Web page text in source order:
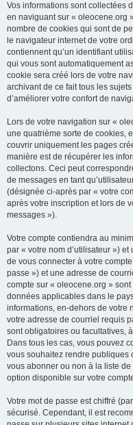
Vos informations sont collectées
en naviguant sur « oleocene.org
nombre de cookies qui sont de
le navigateur internet de votre
contiennent qu’un identifiant
qui vous sont automatiquement
cookie sera créé lors de votre
archivant de ce fait tous les
d’améliorer votre confort de
Lors de votre navigation sur «
une quatrième sorte de cookies,
couvrir uniquement les pages
manière est de récupérer les
collectons. Ceci peut
de messages en tant
(désignée ci-après par « votre
après votre inscription et lors de
messages »).
Votre compte contiendra au
par « votre nom d’utilisateur »)
de vous connecter à votre
passe ») et une adresse de
compte sur « oleocene.org »
données applicables dans le
informations, en-dehors de votre
votre adresse de courriel requis
sont obligatoires ou facultatives,
Dans tous les cas, vous pouvez
vous souhaitez rendre publiques
vous abonner ou non à la liste
option disponible sur votre
Votre mot de passe est chiffré
sécurisé. Cependant, il est